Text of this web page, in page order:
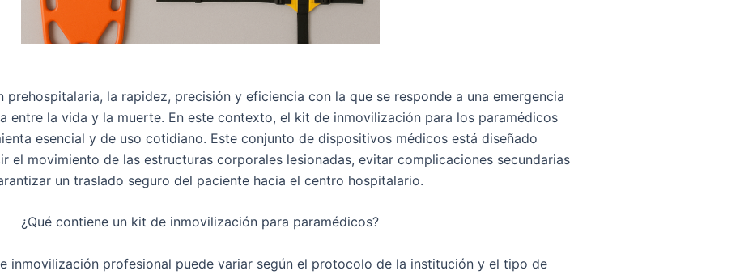
prehospitalaria, la rapidez, precisión y eficiencia con la que se responde a una emergencia
entre la vida y la muerte. En este contexto, el kit de inmovilización para los paramédicos
esencial y de uso cotidiano. Este conjunto de dispositivos médicos está diseñado
el movimiento de las estructuras corporales lesionadas, evitar complicaciones secundarias
un traslado seguro del paciente hacia el centro hospitalario.
¿Qué contiene un kit de inmovilización para paramédicos?
inmovilización profesional puede variar según el protocolo de la institución y el tipo de